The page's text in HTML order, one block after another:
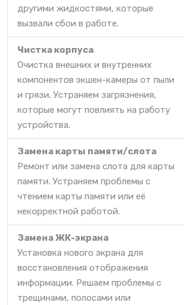
другими жидкостями, которые
вызвали сбои в работе.
Чистка корпуса
Очистка внешних и внутренних
компонентов экшен-камеры от пыли
и грязи. Устраняем загрязнения,
которые могут повлиять на работу
устройства.
Замена карты памяти/слота
Ремонт или замена слота для карты
памяти. Устраняем проблемы с
чтением карты памяти или её
некорректной работой.
Замена ЖК-экрана
Установка нового экрана для
восстановления отображения
информации. Решаем проблемы с
трещинами, полосами или